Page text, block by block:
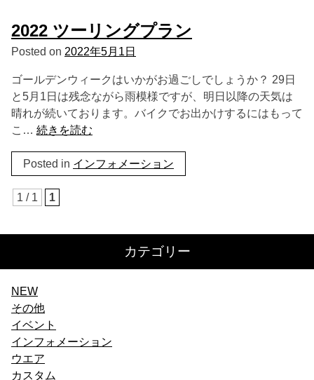
2022 ツーリングプラン
Posted on 2022年5月1日
ゴールデンウィークはいかがお過ごしでしょうか？ 29日
と5月1日は残念ながら雨模様ですが、明日以降の天気は
晴れが続いております。バイクでお出かけするにはもって
こ… 続きを読む
Posted in インフォメーション
1 / 1 1
カテゴリー
NEW
その他
イベント
インフォメーション
ウエア
カスタム